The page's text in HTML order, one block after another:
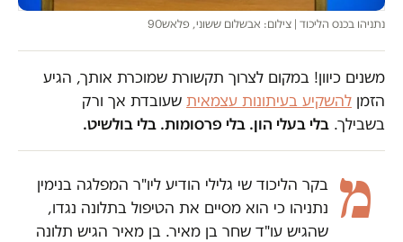
נתניהו בכנס הליכוד | צילום: אבשלום ששוני, פלאש90
משנים כיוון! במקום לצרוך תקשורת שמוכרת אותך, הגיע
הזמן להשקיע בעיתונות עצמאית שעובדת אך ורק
בשבילך. בלי בעלי הון. בלי פרסומות. בלי בולשיט.
מ בקר הליכוד שי גלילי הודיע ליו"ר המפלגה בנימין
נתניהו כי הוא מסיים את הטיפול בתלונה נגדו,
שהגיש עו"ד שחר בן מאיר. בן מאיר הגיש תלונה